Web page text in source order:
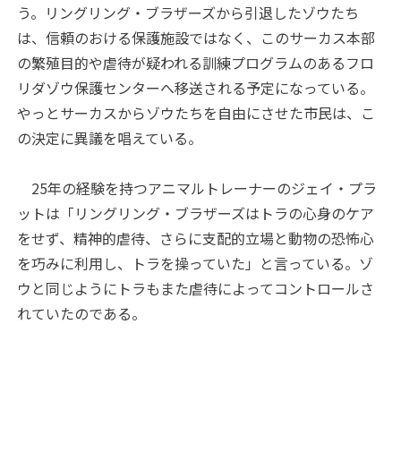
う。リングリング・ブラザーズから引退したゾウたち
は、信頼のおける保護施設ではなく、このサーカス本部
の繁殖目的や虐待が疑われる訓練プログラムのあるフロ
リダゾウ保護センターへ移送される予定になっている。
やっとサーカスからゾウたちを自由にさせた市民は、こ
の決定に異議を唱えている。
25年の経験を持つアニマルトレーナーのジェイ・プラ
ットは「リングリング・ブラザーズはトラの心身のケア
をせず、精神的虐待、さらに支配的立場と動物の恐怖心
を巧みに利用し、トラを操っていた」と言っている。ゾ
ウと同じようにトラもまた虐待によってコントロールさ
れていたのである。